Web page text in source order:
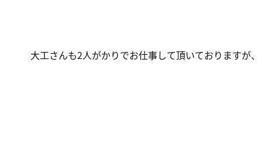
大工さんも2人がかりでお仕事して頂いておりますが、